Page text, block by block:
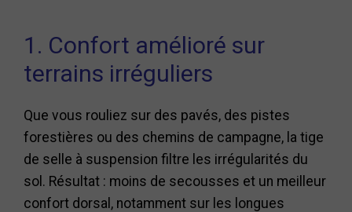
1. Confort amélioré sur
terrains irréguliers
Que vous rouliez sur des pavés, des pistes
forestières ou des chemins de campagne, la tige
de selle à suspension filtre les irrégularités du
sol. Résultat : moins de secousses et un meilleur
confort dorsal, notamment sur les longues